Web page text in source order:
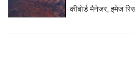
कीबोर्ड मैनेजर, इमेज